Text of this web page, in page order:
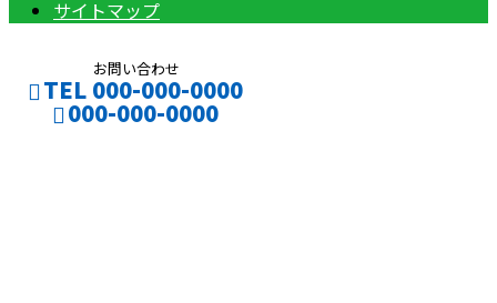
サイトマップ
お問い合わせ
TEL 000-000-0000
000-000-0000